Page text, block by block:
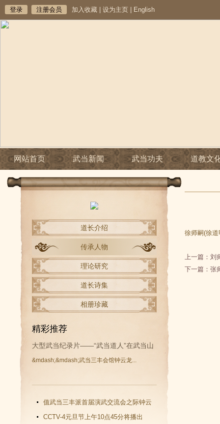
登录 注册会员 加入收藏 设为主页 English
网站首页 武当新闻 武当功夫 道教文
道长介绍
传承人物
理论研究
道长诗集
相册珍藏
精彩推荐
大型武当纪录片——“武当道人”在武当山
&mdash;&mdash;武当三丰会馆钟云龙...
值武当三丰派首届演武交流会之际钟云
龙道长再收新徒
CCTV-4元旦节上午10点45分将播出
徐师嗣(徐道
上一篇： 刘
下一篇： 张